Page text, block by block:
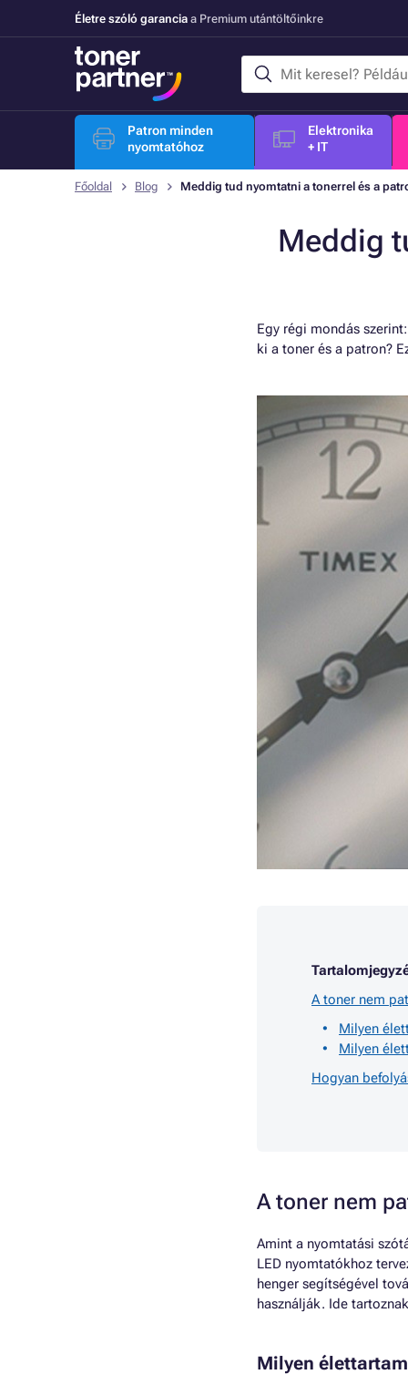
Életre szóló garancia a Premium utántöltőinkre
Patron minden
nyomtatóhoz
Elektronika
+ IT
Főoldal Blog Meddig tud nyomtatni a tonerrel és a
Meddig
Egy régi mondás
ki a toner és a patron?
A toner nem
Milyen
Milyen
Hogyan
A toner nem
Amint a nyomtatási
LED nyomtatókhoz
henger segítségével
használják. Ide
Milyen